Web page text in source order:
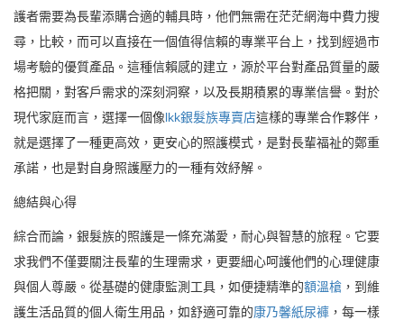
護者需要為長輩添購合適的輔具時，他們無需在茫茫網海中費力搜
尋，比較，而可以直接在一個值得信賴的專業平台上，找到經過市
場考驗的優質產品。這種信賴感的建立，源於平台對產品質量的嚴
格把關，對客戶需求的深刻洞察，以及長期積累的專業信譽。對於
現代家庭而言，選擇一個像lkk銀髮族專賣店這樣的專業合作夥伴，
就是選擇了一種更高效，更安心的照護模式，是對長輩福祉的鄭重
承諾，也是對自身照護壓力的一種有效紓解。
總結與心得
綜合而論，銀髮族的照護是一條充滿愛，耐心與智慧的旅程。它要
求我們不僅要關注長輩的生理需求，更要細心呵護他們的心理健康
與個人尊嚴。從基礎的健康監測工具，如便捷精準的額溫槍 ，到維
護生活品質的個人衛生用品，如舒適可靠的康乃馨紙尿褲 ，每一樣